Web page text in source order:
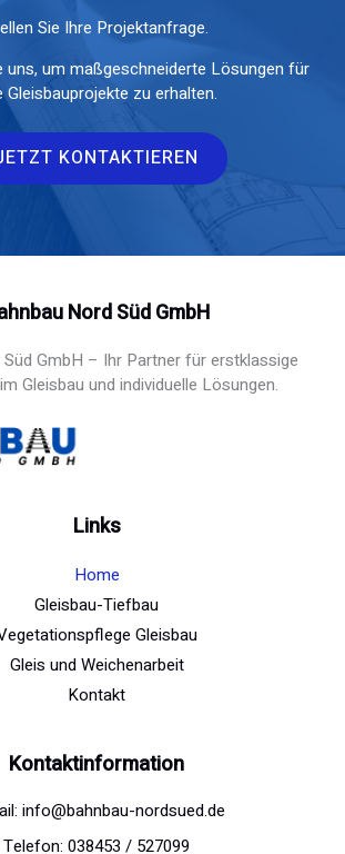
Sie Ihre Projektanfrage.
uns, um maßgeschneiderte Lösungen für
Gleisbauprojekte zu erhalten.
KONTAKTIEREN
Nord Süd GmbH
GmbH – Ihr Partner für erstklassige
Gleisbau und individuelle Lösungen.
Links
Home
Gleisbau-Tiefbau
Gleisbau
Gleis und Weichenarbeit
Kontakt
Kontaktinformation
info@bahnbau-nordsued.de
Telefon: 038453 / 527099